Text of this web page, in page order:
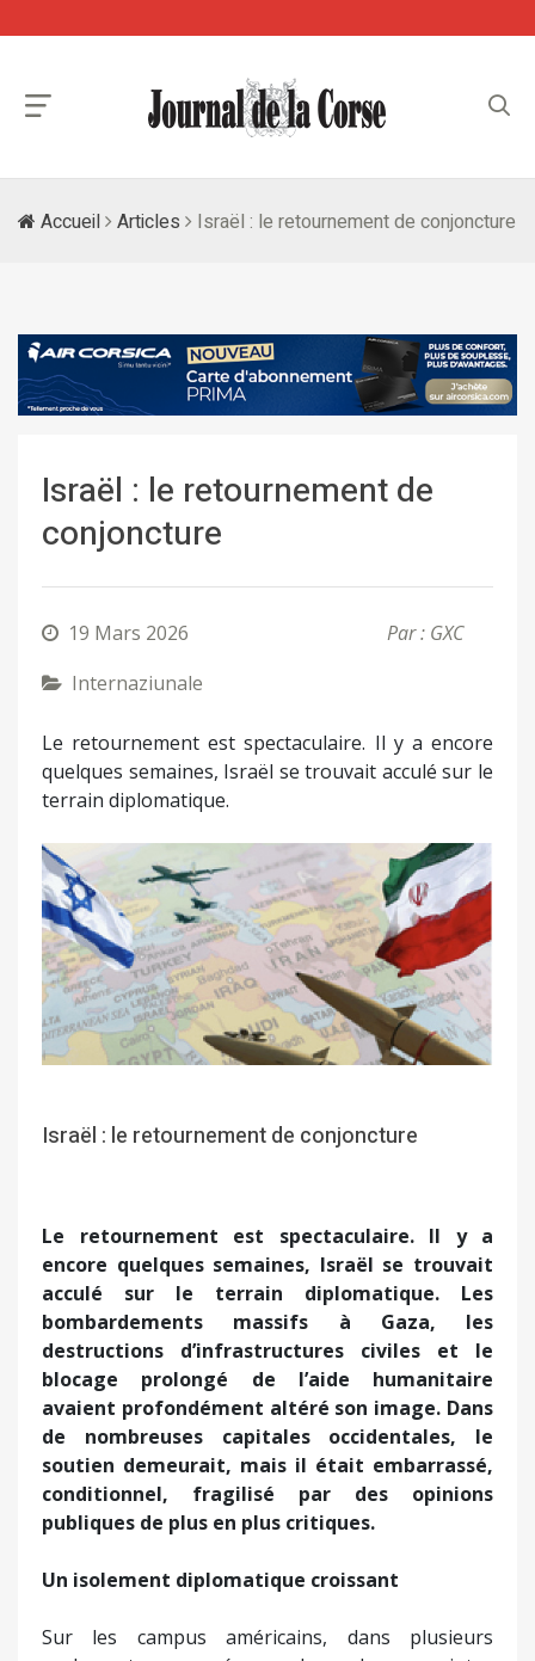
Accueil Articles Israël : le retournement de conjoncture
Israël : le retournement de
conjoncture
19 Mars 2026
Par : GXC
Internaziunale
Le retournement est spectaculaire. Il y a encore
quelques semaines, Israël se trouvait acculé sur le
terrain diplomatique.
Israël : le retournement de conjoncture
Le retournement est spectaculaire. Il y a
encore quelques semaines, Israël se trouvait
acculé sur le terrain diplomatique. Les
bombardements massifs à Gaza, les
destructions d’infrastructures civiles et le
blocage prolongé de l’aide humanitaire
avaient profondément altéré son image. Dans
de nombreuses capitales occidentales, le
soutien demeurait, mais il était embarrassé,
conditionnel, fragilisé par des opinions
publiques de plus en plus critiques.
Un isolement diplomatique croissant
Sur les campus américains, dans plusieurs